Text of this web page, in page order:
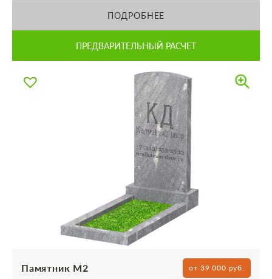
ПОДРОБНЕЕ
ПРЕДВАРИТЕЛЬНЫЙ РАСЧЕТ
Памятник М2 от 39 000 руб.